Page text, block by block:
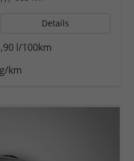
Details
l/100km
km